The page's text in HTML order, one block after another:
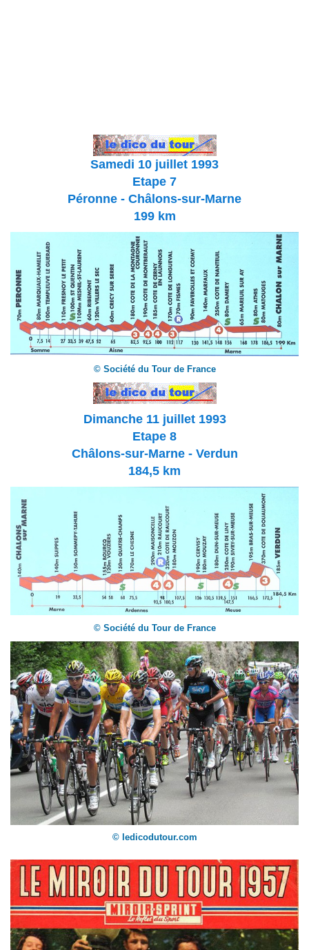
Samedi 10 juillet 1993
Etape 7
Péronne - Châlons-sur-Marne
199 km
© Société du Tour de France
Dimanche 11 juillet 1993
Etape 8
Châlons-sur-Marne - Verdun
184,5 km
© Société du Tour de France
© ledicodutour.com